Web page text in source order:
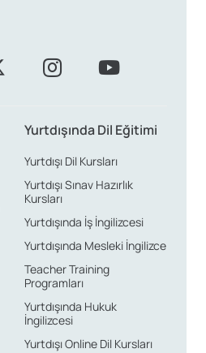
Yurtdışında Dil Eğitimi
Yurtdışı Dil Kursları
Yurtdışı Sınav Hazırlık
Kursları
Yurtdışında İş İngilizcesi
Yurtdışında Mesleki İngilizce
Teacher Training
Programları
Yurtdışında Hukuk
İngilizcesi
Yurtdışı Online Dil Kursları